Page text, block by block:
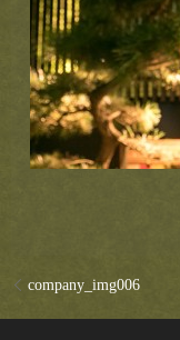
company_img006